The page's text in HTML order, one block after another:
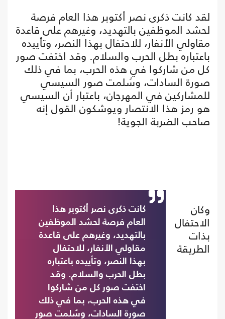
لقد كانت ذكرى نصر أكتوبر هذا العام فرصة
لحشد الموظفين بالتهديد، وغيرهم على قاعدة
مقاولي الأنفار، للاحتفال بهذا النصر، وتأييده
باعتباره بطل الحرب والسلام. وقد اختفت صور
كل من شاركوا في هذه الحرب، بما في ذلك
صورة السادات، وسُلمت صور السيسي
للمشاركين في المهرجان، باعتبار أن السيسي
هو رمز هذا الانتصار ويوشكون القول إنه
صاحب الضربة الجوية!
كانت ذكرى نصر أكتوبر هذا
العام فرصة لحشد الموظفين
بالتهديد، وغيرهم على قاعدة
مقاولي الأنفار، للاحتفال
بهذا النصر، وتأييده باعتباره
بطل الحرب والسلام. وقد
اختفت صور كل من شاركوا
في هذه الحرب، بما في ذلك
صورة السادات، وسُلمت صور
وكان
الاحتفال
بذات
الطريقة